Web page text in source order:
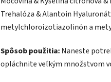
Trehalóza & Alantoin
metylchloroizotiazolinón a
Spôsob použitia:Naneste
opláchnite veľkým množstvom